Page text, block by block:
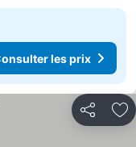
les prix
Partager